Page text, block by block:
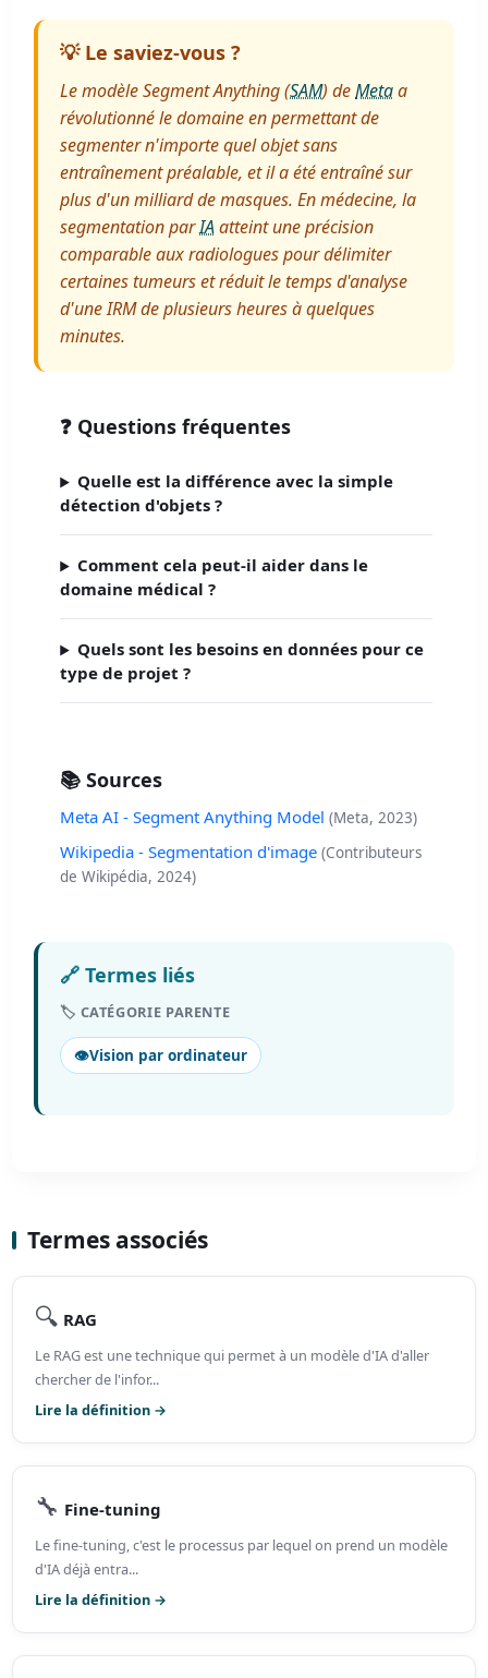
💡 Le saviez-vous ?
Le modèle Segment Anything (SAM) deMetaa
révolutionné le domaine en permettant de
segmenter n'importe quel objet sans
entraînement préalable, et il a été entraîné sur
plus d'un milliard de masques. En médecine, la
segmentation parIAatteint une précision
comparable aux radiologues pour délimiter
certaines tumeurs et réduit le temps d'analyse
d'une IRM de plusieurs heures à quelques
minutes.
❓ Questions fréquentes
Quelle est la différence avec la simple
détection d'objets ?
Comment cela peut-il aider dans le
domaine médical ?
Quels sont les besoins en données pour ce
type de projet ?
📚 Sources
Meta AI - Segment Anything Model (Meta, 2023)
Wikipedia - Segmentation d'image (Contributeurs
de Wikipédia, 2024)
🔗 Termes liés
🏷️ CATÉGORIE PARENTE
👁️Vision par ordinateur
Termes associés
🔍 RAG
Le RAG est une technique qui permet à un modèle d'IA d'aller
chercher de l'infor...
Lire la définition →
🔧 Fine-tuning
Le fine-tuning, c'est le processus par lequel on prend un modèle
d'IA déjà entra...
Lire la définition →